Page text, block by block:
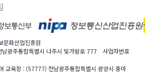
문화산업진흥원
광주통합특별시 나주시 빛가람로 777 사업자번호
교육장 : (57777) 전남광주통합특별시 광양시 중마